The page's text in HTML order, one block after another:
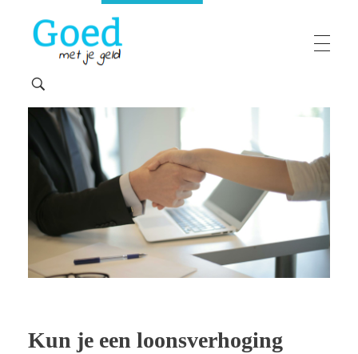
maakt 'moeilijke' financiën makkelijk
Kun je een loonsverhoging